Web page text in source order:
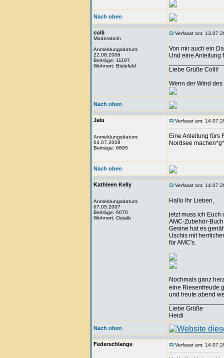
Nach oben
colli
Moderatorin
Anmeldungsdatum:
22.08.2006
Beiträge: 11197
Wohnort: Bielefeld
Verfasst am:
Von mir auch ein
Und eine Anleitung
Liebe Grüße Colli!
Wenn der Wind
Nach oben
Jalu
Anmeldungsdatum:
04.07.2008
Beiträge: 6895
Verfasst am:
Eine Anleitung fürs
Nordsee machen*g*
Nach oben
Kathleen Kelly
Anmeldungsdatum:
07.05.2007
Beiträge: 6076
Wohnort: Ostalb
Verfasst am:
Hallo Ihr Lieben,
jetzt muss ich
AMC-Zubehör-
Gesine hat es
Uschis mit
für AMC's.
Nochmals ganz
eine Riesenfreude
und heute abend
Liebe Grüße
Heidi
Nach oben
Federschlange Verfasst am: